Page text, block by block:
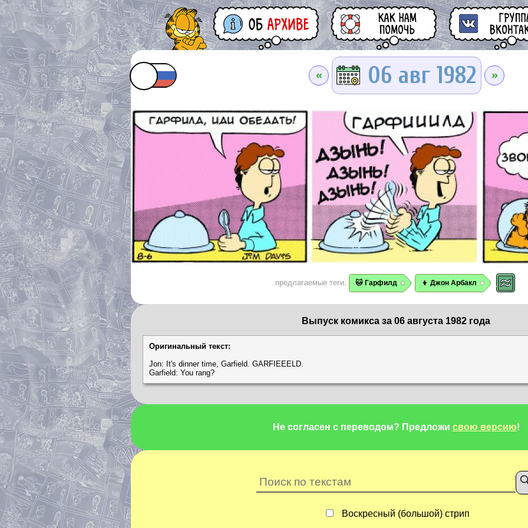
« 06 авг 1982 »
предлагаемые теги: 🐱 Гарфилд 👦 Джон Арбакл
Выпуск комикса за 06 августа 1982 года
Оригинальный текст:
Jon: It's dinner time, Garfield. GARFIEEELD.
Garfield: You rang?
Не согласен с переводом? Предложи свою версию!
Воскресный (большой) стрип